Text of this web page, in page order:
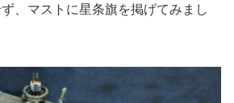
、マストに星条旗を掲げてみまし